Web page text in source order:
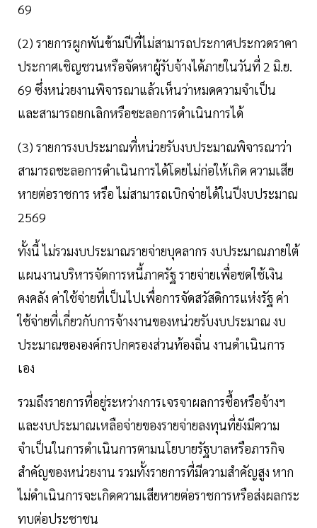
69
(2) รายการผูกพันข้ามปีที่ไม่สามารถประกาศประกวดราคา
ประกาศเชิญชวนหรือจัดหาผู้รับจ้างได้ภายในวันที่ 2 มิ.ย.
69 ซึ่งหน่วยงานพิจารณาแล้วเห็นว่าหมดความจำเป็น
และสามารถยกเลิกหรือชะลอการดำเนินการได้
(3) รายการงบประมาณที่หน่วยรับงบประมาณพิจารณาว่า
สามารถชะลอการดำเนินการได้โดยไม่ก่อให้เกิด ความเสีย
หายต่อราชการ หรือ ไม่สามารถเบิกจ่ายได้ในปีงบประมาณ
2569
ทั้งนี้ ไม่รวมงบประมาณรายจ่ายบุคลากร งบประมาณภายใต้
แผนงานบริหารจัดการหนี้ภาครัฐ รายจ่ายเพื่อชดใช้เงิน
คงคลัง ค่าใช้จ่ายที่เป็นไปเพื่อการจัดสวัสดิการแห่งรัฐ ค่า
ใช้จ่ายที่เกี่ยวกับการจ้างงานของหน่วยรับงบประมาณ งบ
ประมาณขององค์กรปกครองส่วนท้องถิ่น งานดำเนินการ
เอง
รวมถึงรายการที่อยู่ระหว่างการเจรจาผลการซื้อหรือจ้างฯ
และงบประมาณเหลือจ่ายของรายจ่ายลงทุนที่ยังมีความ
จำเป็นในการดำเนินการตามนโยบายรัฐบาลหรือภารกิจ
สำคัญของหน่วยงาน รวมทั้งรายการที่มีความสำคัญสูง หาก
ไม่ดำเนินการจะเกิดความเสียหายต่อราชการหรือส่งผลกระ
ทบต่อประชาชน